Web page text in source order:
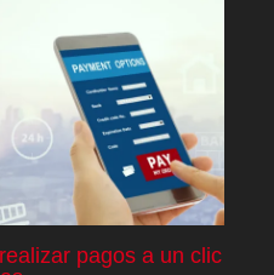
pagos a un clic